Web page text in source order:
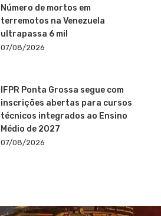
Número de mortos em
terremotos na Venezuela
ultrapassa 6 mil
07/08/2026
IFPR Ponta Grossa segue com
inscrições abertas para cursos
técnicos integrados ao Ensino
Médio de 2027
07/08/2026